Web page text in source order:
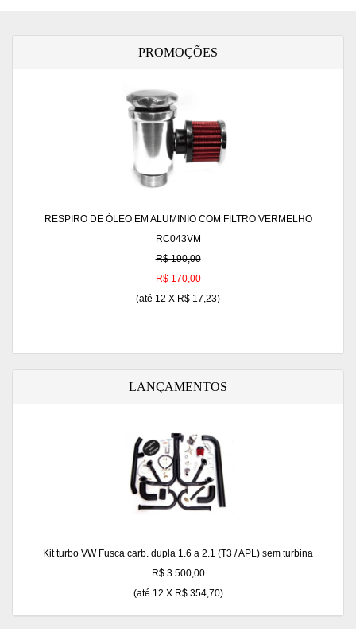
PROMOÇÕES
RESPIRO DE ÓLEO EM ALUMINIO COM FILTRO VERMELHO
RC043VM
R$ 190,00
R$ 170,00
(até 12 X R$ 17,23)
LANÇAMENTOS
Kit turbo VW Fusca carb. dupla 1.6 a 2.1 (T3 / APL) sem turbina
R$ 3.500,00
(até 12 X R$ 354,70)